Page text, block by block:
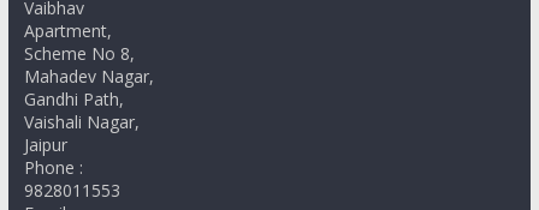
Vaibhav
Apartment,
Scheme No 8,
Mahadev Nagar,
Gandhi Path,
Vaishali Nagar,
Jaipur
Phone :
9828011553